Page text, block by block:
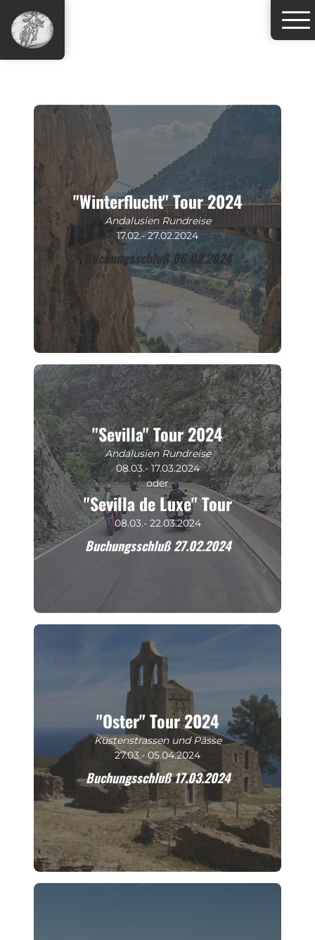
"Winterflucht" Tour 2024
Andalusien Rundreise
17.02.- 27.02.2024
Buchungsschluß 06.02.2024
"Sevilla" Tour 2024
Andalusien Rundreise
08.03.- 17.03.2024
oder
"Sevilla de Luxe" Tour
08.03.- 22.03.2024
Buchungsschluß 27.02.2024
"Oster" Tour 2024
Küstenstrassen und Pässe
27.03.- 05.04.2024
Buchungsschluß 17.03.2024